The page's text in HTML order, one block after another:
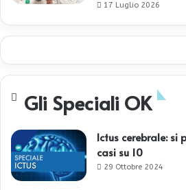
17 Luglio 2026
Gli Speciali OK
Ictus cerebrale: si
casi su 10
29 Ottobre 2024